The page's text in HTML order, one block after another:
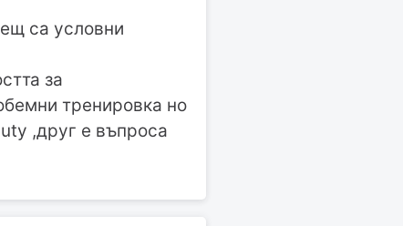
са условни
за
тренировка но
,друг е въпроса